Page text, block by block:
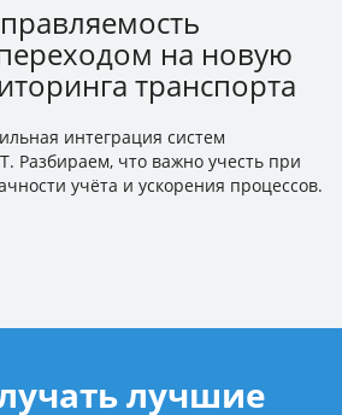
на новую
транспорта
интеграция систем
Разбираем, что важно учесть при
учёта и ускорения процессов.
лучшие